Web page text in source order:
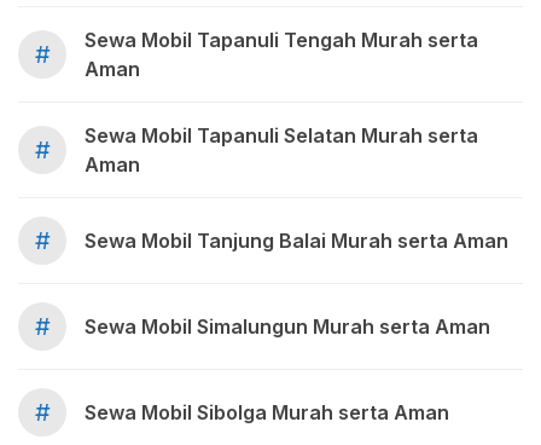
#
Sewa Mobil Tapanuli Tengah Murah serta
Aman
#
Sewa Mobil Tapanuli Selatan Murah serta
Aman
# Sewa Mobil Tanjung Balai Murah serta Aman
# Sewa Mobil Simalungun Murah serta Aman
# Sewa Mobil Sibolga Murah serta Aman